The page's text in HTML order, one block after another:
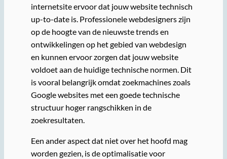
internetsite ervoor dat jouw website technisch
up-to-date is. Professionele webdesigners zijn
op de hoogte van de nieuwste trends en
ontwikkelingen op het gebied van webdesign
en kunnen ervoor zorgen dat jouw website
voldoet aan de huidige technische normen. Dit
is vooral belangrijk omdat zoekmachines zoals
Google websites met een goede technische
structuur hoger rangschikken in de
zoekresultaten.
Een ander aspect dat niet over het hoofd mag
worden gezien, is de optimalisatie voor